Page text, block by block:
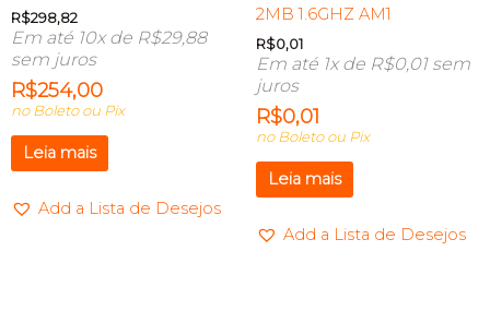
R$298,82
Em até 10x de R$29,88
sem juros
R$254,00
no Boleto ou Pix
Leia mais
Add a Lista de Desejos
2MB 1.6GHZ AM1
R$0,01
Em até 1x de R$0,01sem
juros
R$0,01
no Boleto ou Pix
Leia mais
Add a Lista de Desejos